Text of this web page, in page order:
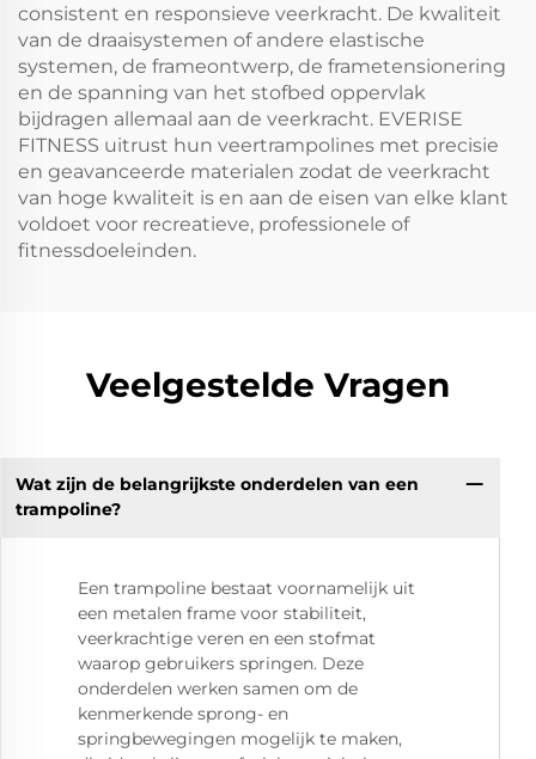
consistent en responsieve veerkracht. De kwaliteit
van de draaisystemen of andere elastische
systemen, de frameontwerp, de frametensionering
en de spanning van het stofbed oppervlak
bijdragen allemaal aan de veerkracht. EVERISE
FITNESS uitrust hun veertrampolines met precisie
en geavanceerde materialen zodat de veerkracht
van hoge kwaliteit is en aan de eisen van elke klant
voldoet voor recreatieve, professionele of
fitnessdoeleinden.
Veelgestelde Vragen
Wat zijn de belangrijkste onderdelen van een
trampoline?
Een trampoline bestaat voornamelijk uit
een metalen frame voor stabiliteit,
veerkrachtige veren en een stofmat
waarop gebruikers springen. Deze
onderdelen werken samen om de
kenmerkende sprong- en
springbewegingen mogelijk te maken,